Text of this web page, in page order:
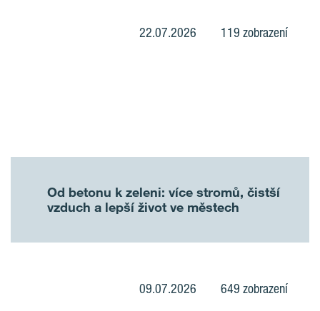
22.07.2026 119 zobrazení
Od betonu k zeleni: více stromů, čistší
vzduch a lepší život ve městech
09.07.2026 649 zobrazení